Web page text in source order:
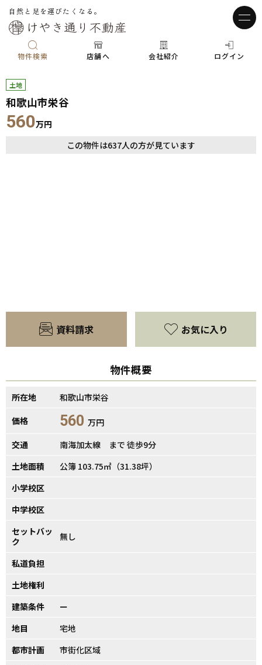
自然と足を運びたくなる。
物件検索 店舗へ 会社紹介 ログイン
土地
和歌山市栄谷
560万円
この物件は637人の方が見ています
資料請求 お気に入り
物件概要
所在地
和歌山市栄谷
価格
560 万円
交通
南海加太線 まで 徒歩9分
土地面積
公簿 103.75㎡（31.38坪）
小学校区
中学校区
セットバッ
ク
無し
私道負担
土地権利
建築条件
ー
地目
宅地
都市計画
市街化区域